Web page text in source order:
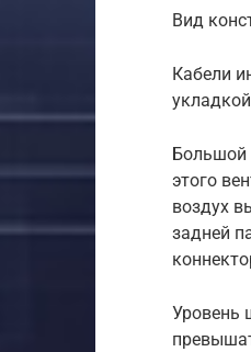
Вид
Кабели
Большой
этого
воздух
задней
Уровень